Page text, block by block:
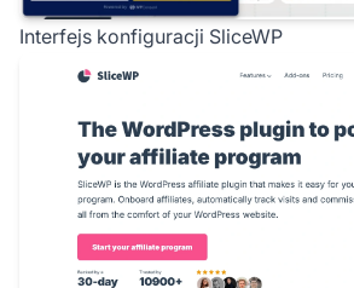
Interfejs konfiguracji SliceWP